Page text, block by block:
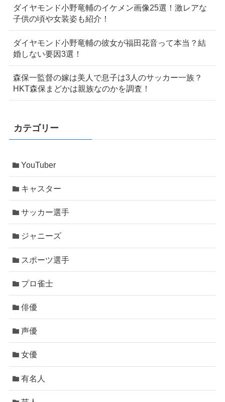
ダイヤモンド小野竜輔のイケメン画像25選！激レアな
子供の頃や女装姿も紹介！
ダイヤモンド小野竜輔の彼女が福田花音って本当？結
婚しない要因3選！
森保一監督の嫁は美人で息子は3人のサッカー一族？
HKT森保まどかは親族なのかを調査！
カテゴリー
YouTuber
キャスター
サッカー選手
ジャニーズ
スポーツ選手
プロ雀士
俳優
声優
女優
有名人